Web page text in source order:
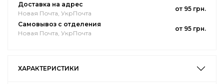
Доставка на адрес
Новая Почта, УкрПочта
от 95 грн.
Самовывоз с отделения
Новая Почта, УкрПочта
от 95 грн.
ХАРАКТЕРИСТИКИ